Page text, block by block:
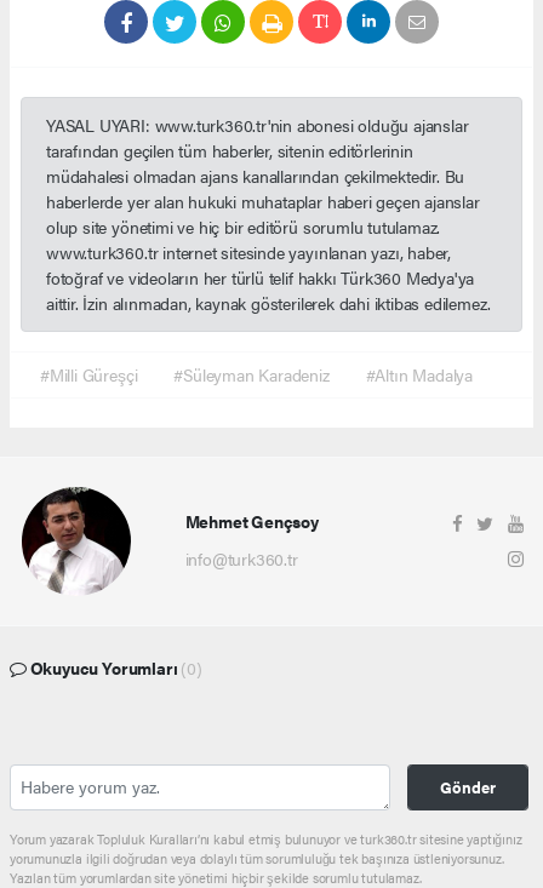
YASAL UYARI: www.turk360.tr'nin abonesi olduğu ajanslar
tarafından geçilen tüm haberler, sitenin editörlerinin
müdahalesi olmadan ajans kanallarından çekilmektedir. Bu
haberlerde yer alan hukuki muhataplar haberi geçen ajanslar
olup site yönetimi ve hiç bir editörü sorumlu tutulamaz.
www.turk360.tr internet sitesinde yayınlanan yazı, haber,
fotoğraf ve videoların her türlü telif hakkı Türk360 Medya'ya
aittir. İzin alınmadan, kaynak gösterilerek dahi iktibas edilemez.
#Milli Güreşçi #Süleyman Karadeniz #Altın Madalya
Mehmet Gençsoy
info@turk360.tr
Okuyucu Yorumları (0)
Gönder
Yorum yazarak Topluluk Kuralları’nı kabul etmiş bulunuyor ve turk360.tr sitesine yaptığınız
yorumunuzla ilgili doğrudan veya dolaylı tüm sorumluluğu tek başınıza üstleniyorsunuz.
Yazılan tüm yorumlardan site yönetimi hiçbir şekilde sorumlu tutulamaz.